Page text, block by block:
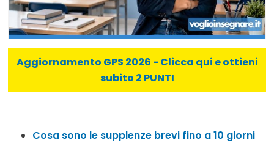
Aggiornamento GPS 2026 - Clicca qui e ottieni
subito 2 PUNTI
Cosa sono le supplenze brevi fino a 10 giorni